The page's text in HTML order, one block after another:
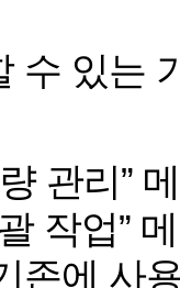
수 있는
관리”
작업”
존에 사